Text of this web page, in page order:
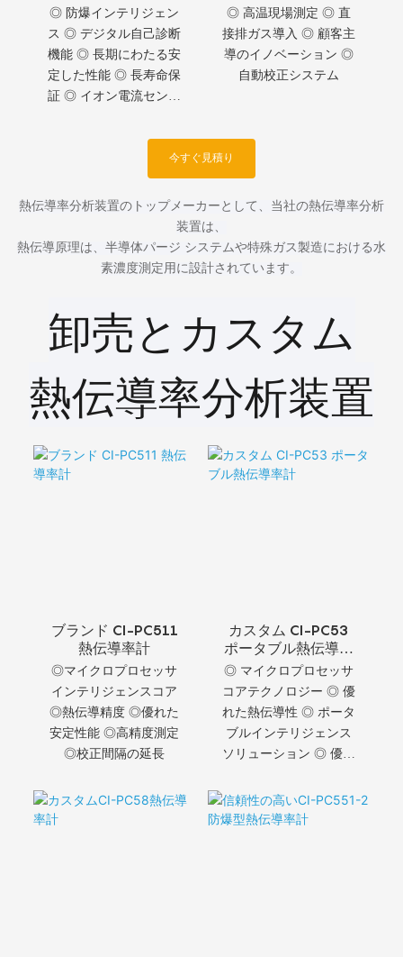
◎ 防爆インテリジェン
ス ◎ デジタル自己診断
機能 ◎ 長期にわたる安
定した性能 ◎ 長寿命保
証 ◎ イオン電流センサ
◎ 高温現場測定 ◎ 直
接排ガス導入 ◎ 顧客主
導のイノベーション ◎
自動校正システム
今すぐ見積り
熱伝導率分析装置のトップメーカーとして、当社の熱伝導率分析
装置は、
熱伝導原理は、半導体パージ システムや特殊ガス製造における水
素濃度測定用に設計されています。
卸売とカスタム
熱伝導率分析装置
ブランド CI-PC511
熱伝導率計
◎マイクロプロセッサ
インテリジェンスコア
◎熱伝導精度 ◎優れた
安定性能 ◎高精度測定
◎校正間隔の延長
カスタム CI-PC53
ポータブル熱伝導率
計
◎ マイクロプロセッサ
コアテクノロジー ◎ 優
れた熱伝導性 ◎ ポータ
ブルインテリジェンス
ソリューション ◎ 優れ